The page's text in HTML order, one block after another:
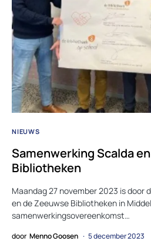
NIEUWS
Samenwerking Scalda
Bibliotheken
Maandag 27 november 2023 is door
en de Zeeuwse Bibliotheken in
samenwerkingsovereenkomst…
door Menno Goosen 5 december 2023